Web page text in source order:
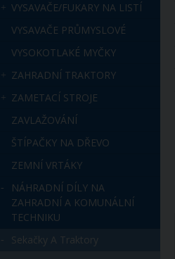
VYSAVAČE/FUKARY NA LISTÍ
VYSAVAČE PRŮMYSLOVÉ
VYSOKOTLAKÉ MYČKY
ZAHRADNÍ TRAKTORY
ZAMETACÍ STROJE
ZAVLAŽOVÁNÍ
ŠTÍPAČKY NA DŘEVO
ZEMNÍ VRTÁKY
NÁHRADNÍ DÍLY NA
ZAHRADNÍ A KOMUNÁLNÍ
TECHNIKU
Sekačky A Traktory